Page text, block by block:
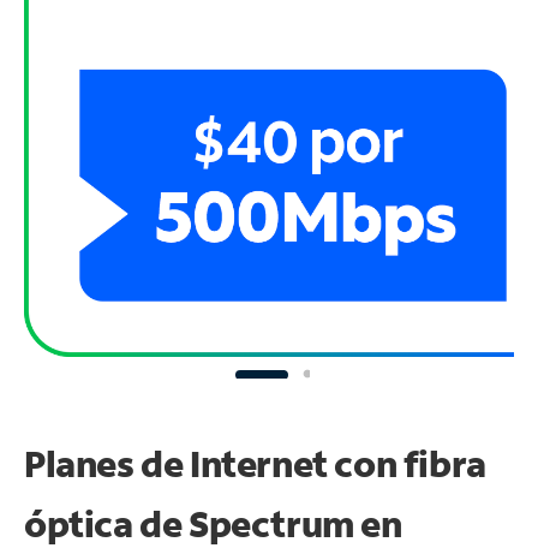
Planes de Internet con fibra
óptica de Spectrum en